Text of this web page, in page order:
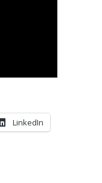
LinkedIn